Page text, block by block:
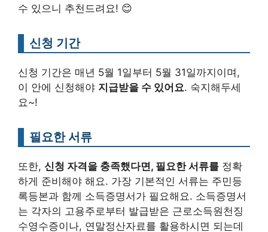
수 있으니 추천드려요! 😊
신청 기간
신청 기간은 매년 5월 1일부터 5월 31일까지이며,
이 안에 신청해야 지급받을 수 있어요. 숙지해두세
요~!
필요한 서류
또한, 신청 자격을 충족했다면, 필요한 서류를 정확
하게 준비해야 해요. 가장 기본적인 서류는 주민등
록등본과 함께 소득증명서가 필요해요. 소득증명서
는 각자의 고용주로부터 발급받은 근로소득원천징
수영수증이나, 연말정산자료를 활용하시면 되는데